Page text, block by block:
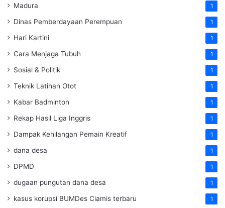
Madura 1
Dinas Pemberdayaan Perempuan 1
Hari Kartini 1
Cara Menjaga Tubuh 1
Sosial & Politik 1
Teknik Latihan Otot 1
Kabar Badminton 1
Rekap Hasil Liga Inggris 1
Dampak Kehilangan Pemain Kreatif 1
dana desa 1
DPMD 1
dugaan pungutan dana desa 1
kasus korupsi BUMDes Ciamis terbaru 1